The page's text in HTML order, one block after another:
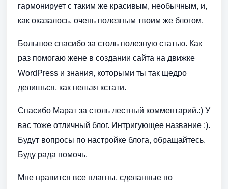
гармонирует с таким же красивым, необычным, и,
как оказалось, очень полезным твоим же блогом.
Большое спасибо за столь полезную статью. Как
раз помогаю жене в создании сайта на движке
WordPress и знания, которыми ты так щедро
делишься, как нельзя кстати.
Спасибо Марат за столь лестный комментарий.:) У
вас тоже отличный блог. Интригующее название :).
Будут вопросы по настройке блога, обращайтесь.
Буду рада помочь.
Мне нравится все плагны, сделанные по